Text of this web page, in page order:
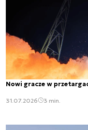
Nowi gracze w
31.07.2026 3 min.